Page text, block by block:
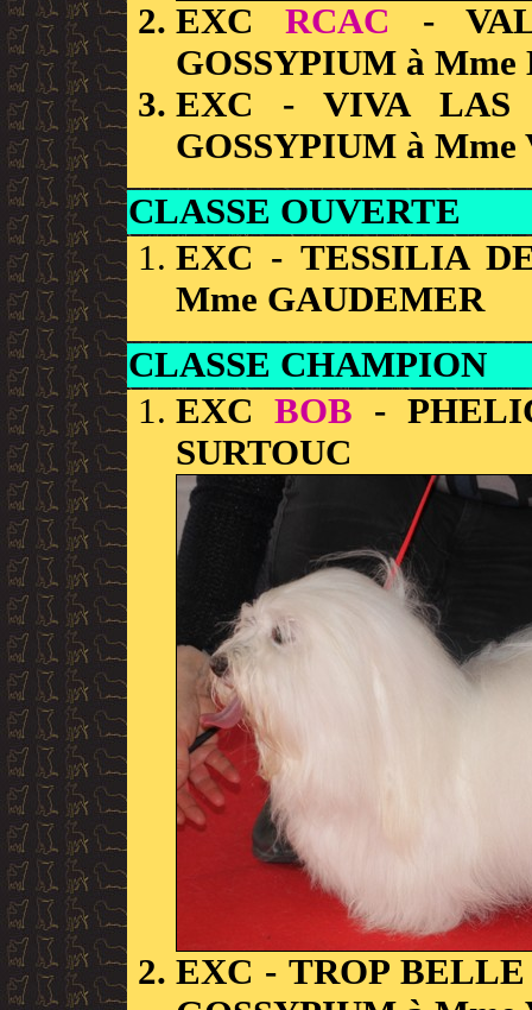
EXC RCAC -
GOSSYPIUM à Mme
EXC - VIVA LAS
GOSSYPIUM à
CLASSE OUVERTE
EXC - TESSILIA
Mme GAUDEMER
CLASSE CHAMPION
EXC BOB -
SURTOUC
EXC - TROP